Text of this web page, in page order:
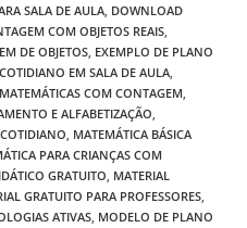
SALA DE AULA, DOWNLOAD
COM OBJETOS REAIS,
DE OBJETOS, EXEMPLO DE PLANO
EM SALA DE AULA,
COM CONTAGEM,
E ALFABETIZAÇÃO,
, MATEMÁTICA BÁSICA
PARA CRIANÇAS COM
GRATUITO, MATERIAL
GRATUITO PARA PROFESSORES,
ATIVAS, MODELO DE PLANO